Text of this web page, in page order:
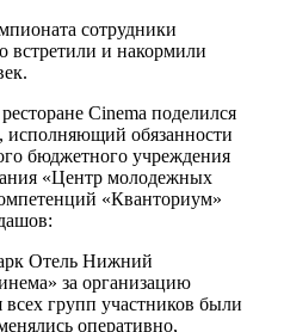
сотрудники
встретили и накормили
Cinema поделился
исполняющий обязанности
бюджетного учреждения
«Центр молодежных
«Кванториум»
Отель Нижний
за организацию
групп участников были
оперативно,